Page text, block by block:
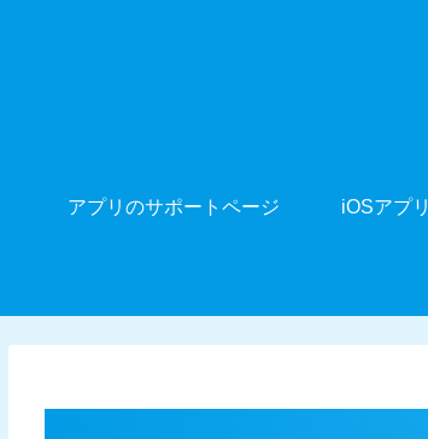
アプリのサポートページ iOSアプリ